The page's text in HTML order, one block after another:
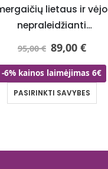
lietaus ir vėjo
nepraleidžianti
pavasario-rudens
striukė 40 gr su
apšiltinimu –
NAUJIENOS!
95,00€ 89,00 €
-6% kainos laimėjimas 6€
PASIRINKTI SAVYBES